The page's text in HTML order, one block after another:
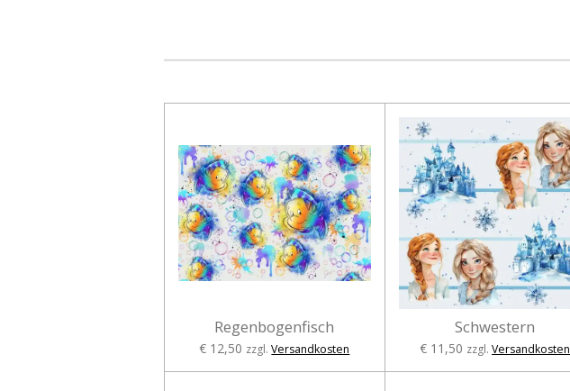
Regenbogenfisch
€ 12,50 zzgl.Versandkosten
Schwestern
€ 11,50 zzgl.Versandkosten